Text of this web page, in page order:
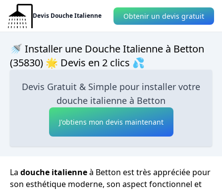
Devis Douche Italienne Obtenir un devis gratuit
🚿 Installer une Douche Italienne à Betton
(35830) 🌟 Devis en 2 clics 💦
Devis Gratuit & Simple pour installer votre
douche italienne à Betton
J'obtiens mon devis maintenant
La douche italienneà Betton est très appréciée pour
son esthétique moderne, son aspect fonctionnel et